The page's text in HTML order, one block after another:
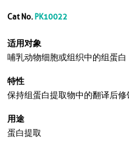
Cat No.PK10022
适用对象
哺乳动物细胞或组织中的组蛋白
特性
保持组蛋白提取物中的翻译后修
用途
蛋白提取